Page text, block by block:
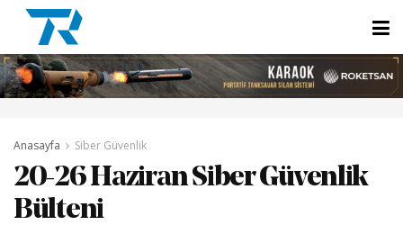
Anasayfa Siber Güvenlik
20-26 Haziran Siber Güvenlik
Bülteni